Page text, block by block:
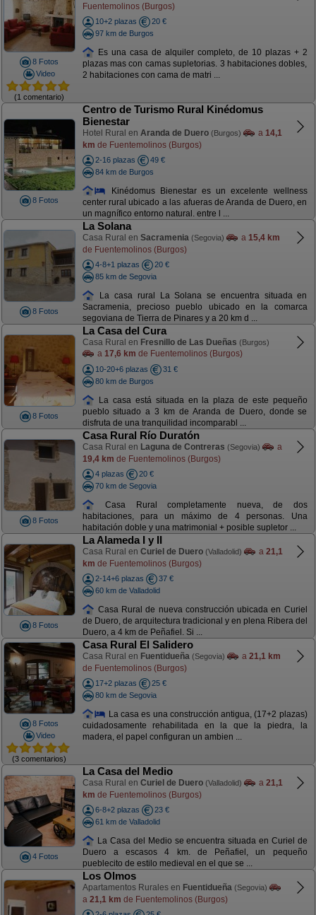
8 Fotos
Video
(1 comentario)
Fuentemolinos (Burgos)
10+2 plazas
20 €
97 km de Burgos
Es una casa de alquiler completo, de 10 plazas + 2
plazas mas con camas supletorias. 3 habitaciones dobles,
2 habitaciones con cama de matri ...
8 Fotos
Centro de Turismo Rural Kinédomus
Bienestar
Hotel Rural en Aranda de Duero (Burgos) a 14,1
km de Fuentemolinos (Burgos)
2-16 plazas
49 €
84 km de Burgos
Kinédomus Bienestar es un excelente wellness
center rural ubicado a las afueras de Aranda de Duero, en
un magnífico entorno natural. entre l ...
8 Fotos
La Solana
Casa Rural en Sacramenia (Segovia) a 15,4 km
de Fuentemolinos (Burgos)
4-8+1 plazas
20 €
85 km de Segovia
La casa rural La Solana se encuentra situada en
Sacramenia, precioso pueblo ubicado en la comarca
segoviana de Tierra de Pinares y a 20 km d ...
8 Fotos
La Casa del Cura
Casa Rural en Fresnillo de Las Dueñas (Burgos)
a 17,6 km de Fuentemolinos (Burgos)
10-20+6 plazas
31 €
80 km de Burgos
La casa está situada en la plaza de este pequeño
pueblo situado a 3 km de Aranda de Duero, donde se
disfruta de una tranquilidad incomparabl ...
8 Fotos
Casa Rural Río Duratón
Casa Rural en Laguna de Contreras (Segovia)
a
19,4 km de Fuentemolinos (Burgos)
4 plazas
20 €
70 km de Segovia
Casa Rural completamente nueva, de dos
habitaciones, para un máximo de 4 personas. Una
habitación doble y una matrimonial + posible supletor ...
8 Fotos
La Alameda I y II
Casa Rural en Curiel de Duero (Valladolid) a 21,1
km de Fuentemolinos (Burgos)
2-14+6 plazas
37 €
60 km de Valladolid
Casa Rural de nueva construcción ubicada en Curiel
de Duero, de arquitectura tradicional y en plena Ribera del
Duero, a 4 km de Peñafiel. Si ...
8 Fotos
Video
(3 comentarios)
Casa Rural El Salidero
Casa Rural en Fuentidueña (Segovia) a 21,1 km
de Fuentemolinos (Burgos)
17+2 plazas
25 €
80 km de Segovia
La casa es una construcción antigua, (17+2 plazas)
cuidadosamente rehabilitada en la que la piedra, la
madera, el papel configuran un ambien ...
4 Fotos
La Casa del Medio
Casa Rural en Curiel de Duero (Valladolid) a 21,1
km de Fuentemolinos (Burgos)
6-8+2 plazas
23 €
61 km de Valladolid
La Casa del Medio se encuentra situada en Curiel de
Duero a escasos 4 km. de Peñafiel, un pequeño
pueblecito de estilo medieval en el que se ...
Los Olmos
Apartamentos Rurales en Fuentidueña (Segovia)
a 21,1 km de Fuentemolinos (Burgos)